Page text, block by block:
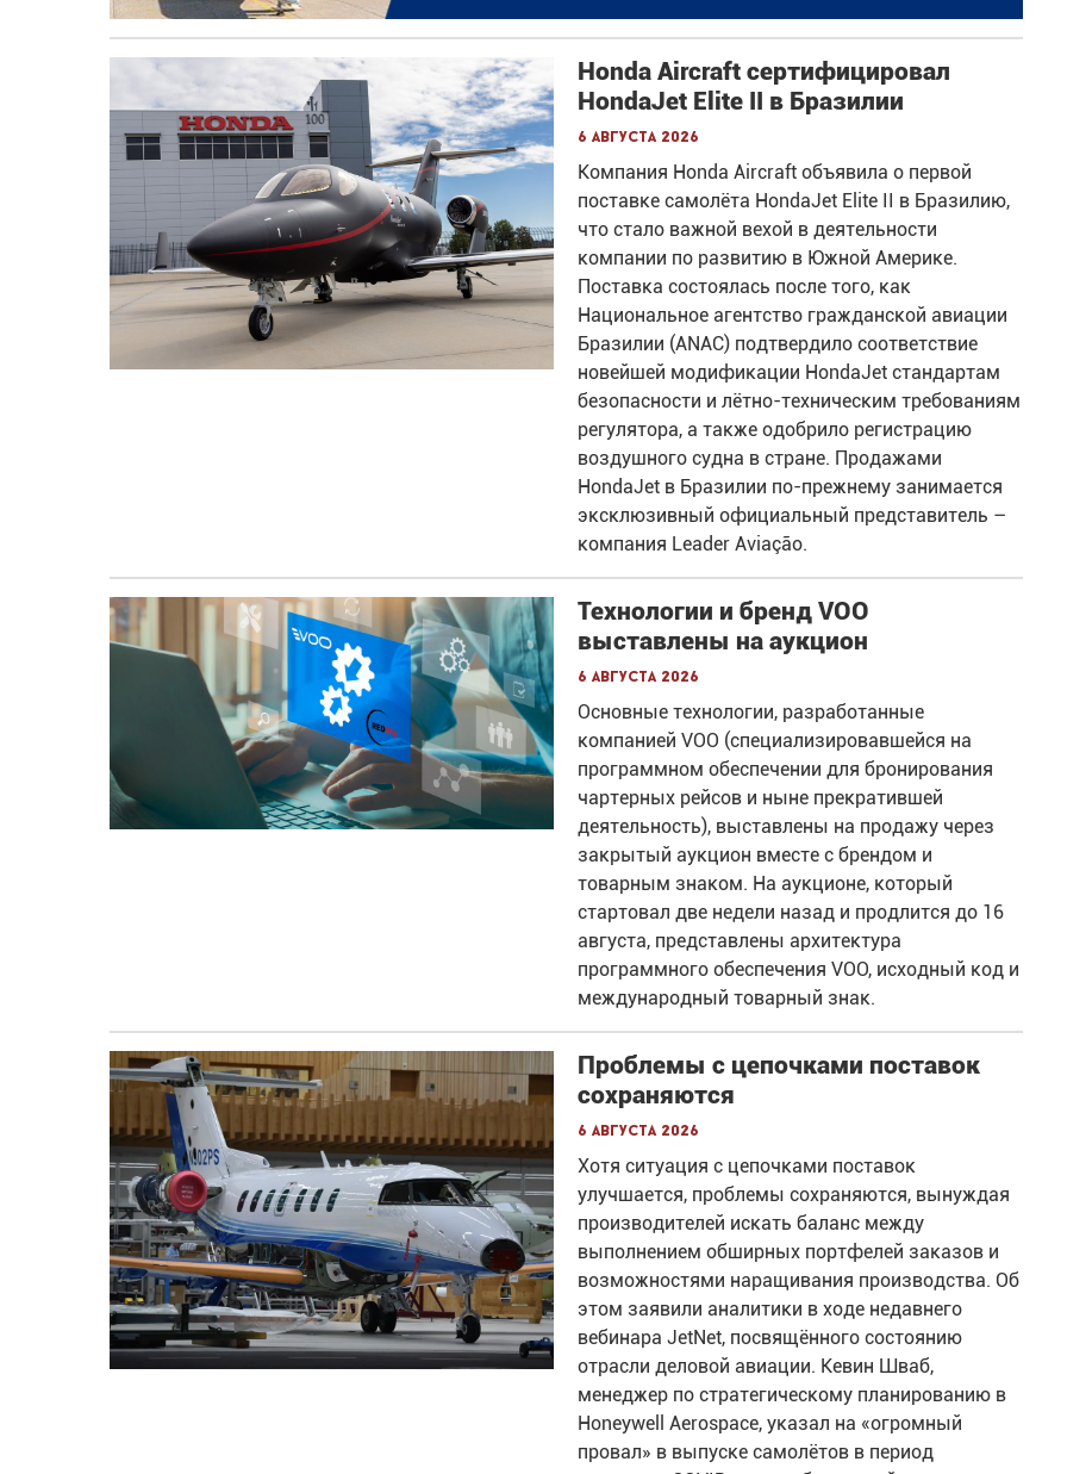
Honda Aircraft сертифицировал
HondaJet Elite II в Бразилии
6 августа 2026
Компания Honda Aircraft объявила о первой
поставке самолёта HondaJet Elite II в Бразилию,
что стало важной вехой в деятельности
компании по развитию в Южной Америке.
Поставка состоялась после того, как
Национальное агентство гражданской авиации
Бразилии (ANAC) подтвердило соответствие
новейшей модификации HondaJet стандартам
безопасности и лётно-техническим требованиям
регулятора, а также одобрило регистрацию
воздушного судна в стране. Продажами
HondaJet в Бразилии по-прежнему занимается
эксклюзивный официальный представитель –
компания Leader Aviação.
Технологии и бренд VOO
выставлены на аукцион
6 августа 2026
Основные технологии, разработанные
компанией VOO (специализировавшейся на
программном обеспечении для бронирования
чартерных рейсов и ныне прекратившей
деятельность), выставлены на продажу через
закрытый аукцион вместе с брендом и
товарным знаком. На аукционе, который
стартовал две недели назад и продлится до 16
августа, представлены архитектура
программного обеспечения VOO, исходный код и
международный товарный знак.
Проблемы с цепочками поставок
сохраняются
6 августа 2026
Хотя ситуация с цепочками поставок
улучшается, проблемы сохраняются, вынуждая
производителей искать баланс между
выполнением обширных портфелей заказов и
возможностями наращивания производства. Об
этом заявили аналитики в ходе недавнего
вебинара JetNet, посвящённого состоянию
отрасли деловой авиации. Кевин Шваб,
менеджер по стратегическому планированию в
Honeywell Aerospace, указал на «огромный
провал» в выпуске самолётов в период